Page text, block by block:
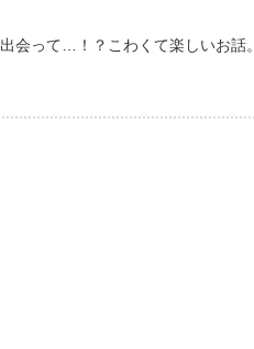
会って…！？こわくて楽しいお話。